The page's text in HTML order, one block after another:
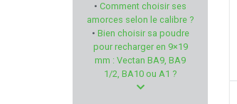
ARMSCO
LEICA
SHOOTER'S CHOICE
• Comment choisir ses
amorces selon le calibre ?
• Bien choisir sa poudre
pour recharger en 9×19
mm : Vectan BA9, BA9
1/2, BA10 ou A1 ?